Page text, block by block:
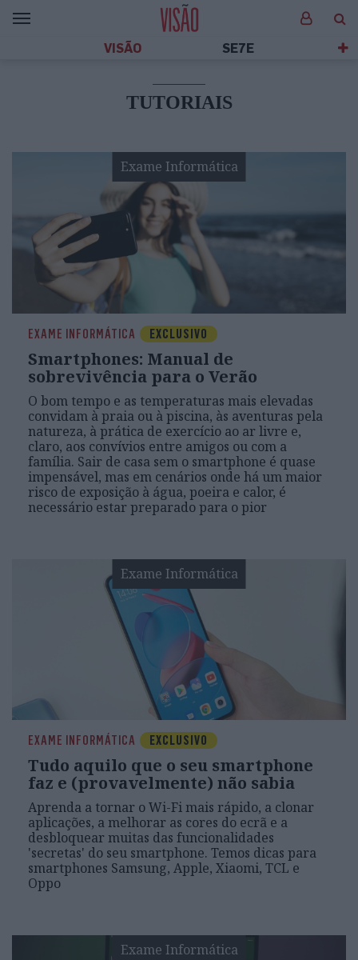
VISÃO SE7E
TUTORIAIS
Exame Informática
EXAME INFORMÁTICA EXCLUSIVO
Smartphones: Manual de
sobrevivência para o Verão
O bom tempo e as temperaturas mais elevadas
convidam à praia ou à piscina, às aventuras pela
natureza, à prática de exercício ao ar livre e,
claro, aos convívios entre amigos ou com a
família. Sair de casa sem o smartphone é quase
impensável, mas em cenários onde há um maior
risco de exposição à água, poeira e calor, é
necessário estar preparado para o pior
Exame Informática
EXAME INFORMÁTICA EXCLUSIVO
Tudo aquilo que o seu smartphone
faz e (provavelmente) não sabia
Aprenda a tornar o Wi-Fi mais rápido, a clonar
aplicações, a melhorar as cores do ecrã e a
desbloquear muitas das funcionalidades
'secretas' do seu smartphone. Temos dicas para
smartphones Samsung, Apple, Xiaomi, TCL e
Oppo
Exame Informática